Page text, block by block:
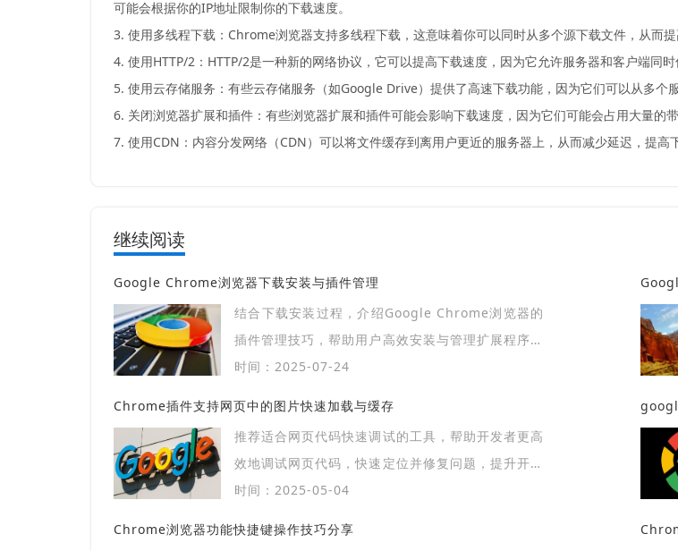
可能会根据你的IP地址限制你的下载速度。
3. 使用多线程下载：Chrome浏览器支持多线程下载，这意味着你可以同时从多个源下载文件，从而提
4. 使用HTTP/2：HTTP/2是一种新的网络协议，它可以提高下载速度，因为它允许服务器和客户端同时
5. 使用云存储服务：有些云存储服务（如Google Drive）提供了高速下载功能，因为它们可以从多个
6. 关闭浏览器扩展和插件：有些浏览器扩展和插件可能会影响下载速度，因为它们可能会占用大量的
7. 使用CDN：内容分发网络（CDN）可以将文件缓存到离用户更近的服务器上，从而减少延迟，提高
继续阅读
Google Chrome浏览器下载安装与插件管理
结合下载安装过程，介绍Google Chrome浏览器的
插件管理技巧，帮助用户高效安装与管理扩展程序，
提升浏览器使用体验和功能多样性。
时间：2025-07-24
Chrome插件支持网页中的图片快速加载与缓存
推荐适合网页代码快速调试的工具，帮助开发者更高
效地调试网页代码，快速定位并修复问题，提升开发
效率。
时间：2025-05-04
Chrome浏览器功能快捷键操作技巧分享